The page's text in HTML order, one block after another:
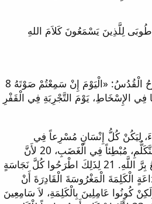
طُوبَى لِلَّذِينَ يَسْمَعُونَ كَلاَمَ اللهِ
7 لِذَلِكَ كَمَا يَقُولُ الرُّوحُ الْقُدُسُ: «الْيَوْمَ إِنْ سَمِعْتُمْ صَوْتَهُ 8
فِي الإِسْخَاطِ، يَوْمَ التَّجْرِبَةِ فِي الْقَفْرِ
لِيَكُنْ كُلُّ إِنْسَانٍ مُسْرِعاً فِي
الاِسْتِمَاعِ، مُبْطِئاً فِي التَّكَلُّمِ، مُبْطِئاً فِي الْغَضَبِ، 20 لأَنَّ
غَضَبَ الإِنْسَانِ لاَ يَصْنَعُ بِرَّ اللَّهِ. 21 لِذَلِكَ اطْرَحُوا كُلَّ نَجَاسَةٍ
الْكَلِمَةَ الْمَغْرُوسَةَ الْقَادِرَةَ أَنْ
نُفُوسَكُمْ. 22 وَلَكِنْ كُونُوا عَامِلِينَ بِالْكَلِمَةِ، لاَ سَامِعِينَ